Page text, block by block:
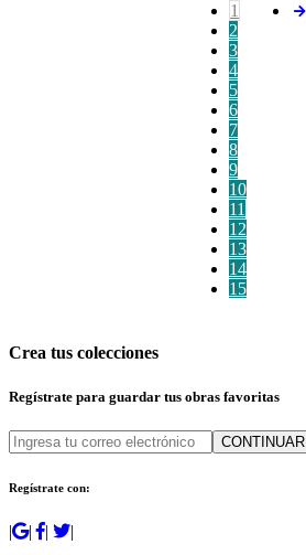
1
2
3
4
5
6
7
8
9
10
11
12
13
14
15
Crea tus colecciones
Regístrate para guardar tus obras favoritas
CONTINUAR
Regístrate con:
| | | |